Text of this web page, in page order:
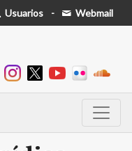
Usuarios - Webmail